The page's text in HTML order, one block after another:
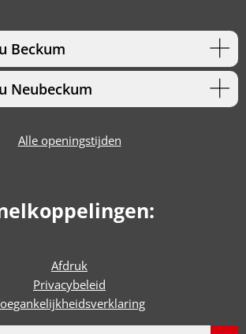
Beckum
Neubeckum
Alle openingstijden
Afdruk
Privacybeleid